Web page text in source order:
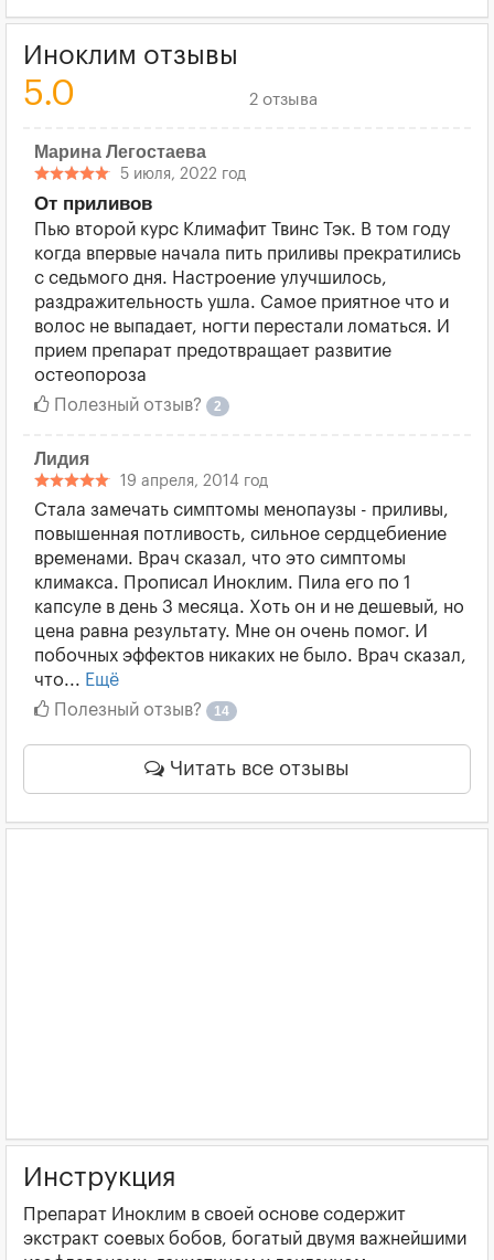
Иноклим отзывы
5.0 2 отзыва
Марина Легостаева
5 июля, 2022 год
От приливов
Пью второй курс Климафит Твинс Тэк. В том году
когда впервые начала пить приливы прекратились
с седьмого дня. Настроение улучшилось,
раздражительность ушла. Самое приятное что и
волос не выпадает, ногти перестали ломаться. И
прием препарат предотвращает развитие
остеопороза
Полезный отзыв?
2
Лидия
19 апреля, 2014 год
Стала замечать симптомы менопаузы - приливы,
повышенная потливость, сильное сердцебиение
временами. Врач сказал, что это симптомы
климакса. Прописал Иноклим. Пила его по 1
капсуле в день 3 месяца. Хоть он и не дешевый, но
цена равна результату. Мне он очень помог. И
побочных эффектов никаких не было. Врач сказал,
что... Ещё
Полезный отзыв?
14
Читать все отзывы
Инструкция
Препарат Иноклим в своей основе содержит
экстракт соевых бобов, богатый двумя важнейшими